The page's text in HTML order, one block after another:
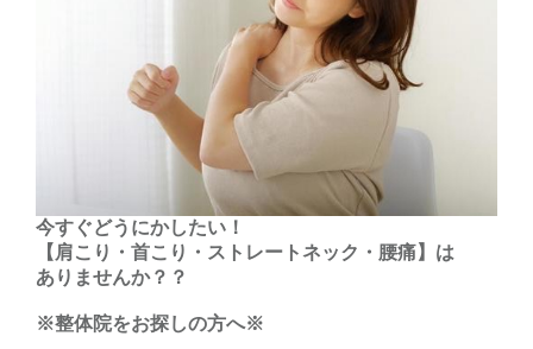
今すぐどうにかしたい！
【肩こり・首こり・ストレートネック・腰痛】は
ありませんか？？
※整体院をお探しの方へ※